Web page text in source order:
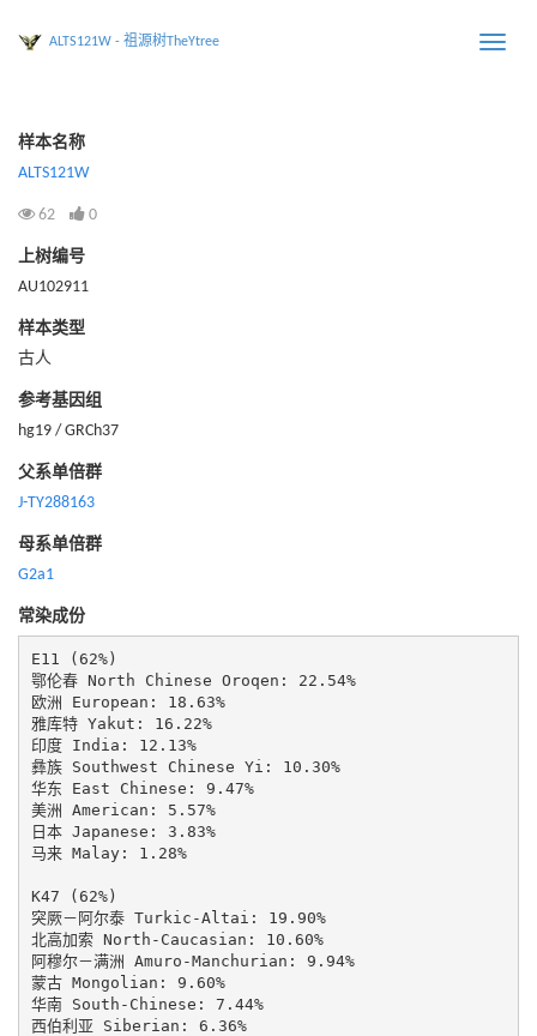
Toggle
ALTS121W - 祖源树TheYtree
样本名称
ALTS121W
62 0
上树编号
AU102911
样本类型
古人
参考基因组
hg19 / GRCh37
父系单倍群
J-TY288163
母系单倍群
G2a1
常染成份
E11 (62%)
鄂伦春 North Chinese Oroqen: 22.54%
欧洲 European: 18.63%
雅库特 Yakut: 16.22%
印度 India: 12.13%
彝族 Southwest Chinese Yi: 10.30%
华东 East Chinese: 9.47%
美洲 American: 5.57%
日本 Japanese: 3.83%
马来 Malay: 1.28%
K47 (62%)
突厥－阿尔泰 Turkic-Altai: 19.90%
北高加索 North-Caucasian: 10.60%
阿穆尔－满洲 Amuro-Manchurian: 9.94%
蒙古 Mongolian: 9.60%
华南 South-Chinese: 7.44%
西伯利亚 Siberian: 6.36%